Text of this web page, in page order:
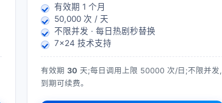
有效期 1 个月
50,000 次 / 天
不限并发 · 每日热剧秒替换
7×24 技术支持
有效期 30 天;每日调用上限 50000 次/日;不限并发,
到期可续费。